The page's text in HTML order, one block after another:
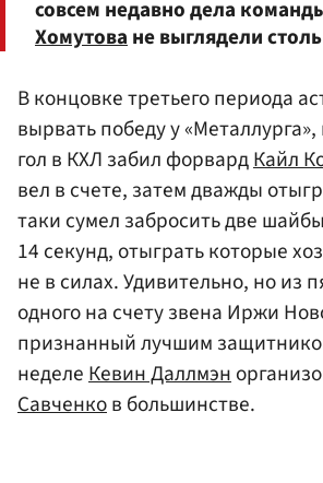
совсем недавно дела
Хомутоване выглядели
В концовке третьего периода
вырвать победу у
гол в КХЛ забил форвардКайл
вел в счете, затем дважды
таки сумел забросить две
14 секунд, отыграть которые
не в силах. Удивительно, но из
одного на счету звена Иржи
признанный лучшим
неделеКевин Даллмэн
Савченков большинстве.